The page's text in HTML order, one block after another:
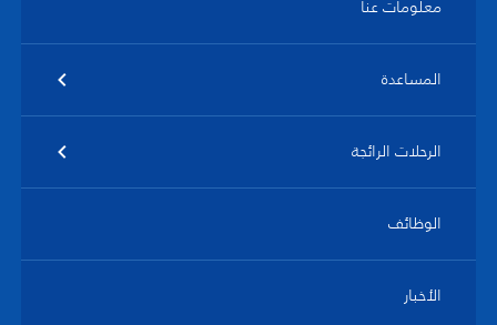
معلومات عنا
المساعدة
الرحلات الرائجة
الوظائف
الأخبار